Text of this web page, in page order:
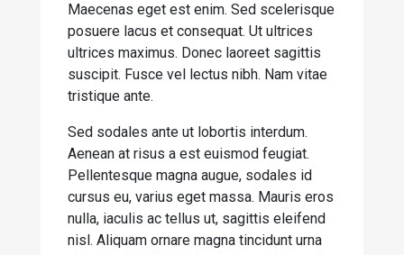
Maecenas eget est enim. Sed scelerisque
posuere lacus et consequat. Ut ultrices
ultrices maximus. Donec laoreet sagittis
suscipit. Fusce vel lectus nibh. Nam vitae
tristique ante.
Sed sodales ante ut lobortis interdum.
Aenean at risus a est euismod feugiat.
Pellentesque magna augue, sodales id
cursus eu, varius eget massa. Mauris eros
nulla, iaculis ac tellus ut, sagittis eleifend
nisl. Aliquam ornare magna tincidunt urna